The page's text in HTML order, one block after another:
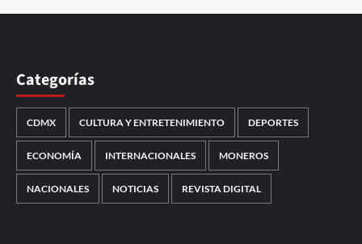
Categorías
CDMX CULTURA Y ENTRETENIMIENTO DEPORTES
ECONOMÍA INTERNACIONALES MONEROS
NACIONALES NOTICIAS REVISTA DIGITAL